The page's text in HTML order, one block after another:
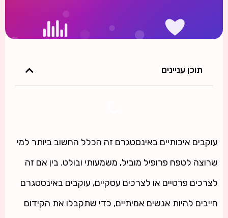
תוכן עניינים
עוקבים איכותיים באינסטגרם זה הכלל החשוב ביותר למי
שרוצה לטפח פרופיל מוביל, משמעותי ובולט. בין אם זה
לצרכים פרטיים או לצרכים עסקיים, עוקבים באינסטגרם
חייבים להיות אנשים אמיתיים, כדי שתקבלו את הקידום